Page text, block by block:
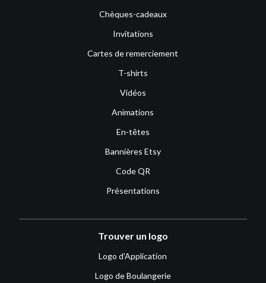
Chèques-cadeaux
Invitations
Cartes de remerciement
T-shirts
Vidéos
Animations
En-têtes
Bannières Etsy
Code QR
Présentations
Trouver un logo
Logo d'Application
Logo de Boulangerie